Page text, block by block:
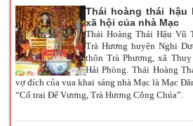
Thái hoàng thái hậu
xã hội của nhà Mạc
Thái Hoàng Thái Hậu Vũ
Trà Hương huyện Nghi
thôn Trà Phương, xã
Hải Phòng. Thái Hoàng
vợ đích của vua khai sáng nhà Mạc là Mạc
“Cổ trai Đế Vương, Trà Hương Công Chúa”.